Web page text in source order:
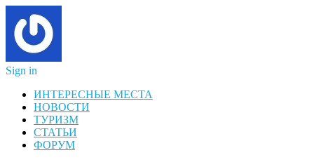
Sign in
ИНТЕРЕСНЫЕ МЕСТА
НОВОСТИ
ТУРИЗМ
СТАТЬИ
ФОРУМ